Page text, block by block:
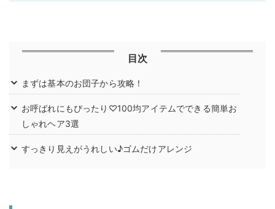
目次
まずは基本のお団子から攻略！
お呼ばれにもぴったり♡100均アイテムでできる簡単お
しゃれヘア3選
すっきり見えがうれしい♪ゴムだけアレンジ